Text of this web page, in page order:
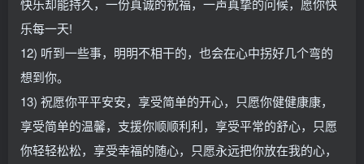
快乐却能持久，一份真诚的祝福，一声真挚的问候，愿你快
乐每一天!
12) 听到一些事，明明不相干的，也会在心中拐好几个弯的
想到你。
13) 祝愿你平平安安，享受简单的开心，只愿你健健康康，
享受简单的温馨，支援你顺顺利利，享受平常的舒心，只愿
你轻轻松松，享受幸福的随心，只愿永远把你放在我的心，